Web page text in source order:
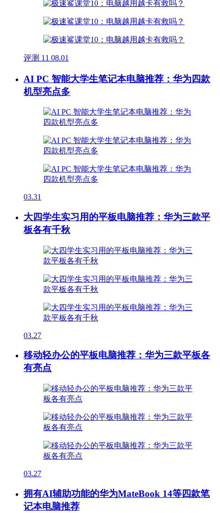
评测 11 08.01
AI PC 智能大学生笔记本电脑推荐：华为四款
机型亮点多
03.31
大四学生实习用的平板电脑推荐：华为三款平
板各有千秋
03.27
移动轻办公的平板电脑推荐：华为三款平板各
有亮点
03.27
拥有AI辅助功能的华为MateBook 14等四款笔
记本电脑推荐